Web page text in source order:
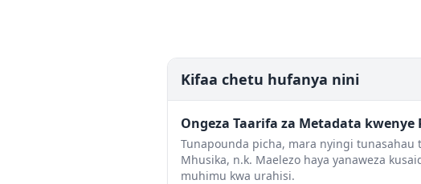
Kifaa chetu hufanya nini
Ongeza Taarifa za Metadata kwenye
Tunapounda picha, mara nyingi tunasahau
Mhusika, n.k. Maelezo haya yanaweza
muhimu kwa urahisi.